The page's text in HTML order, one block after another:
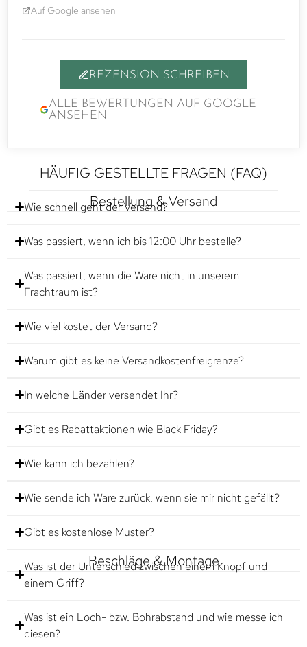
Auf Google ansehen
REZENSION SCHREIBEN
ALLE BEWERTUNGEN AUF GOOGLE
ANSEHEN
HÄUFIG GESTELLTE FRAGEN (FAQ)
Bestellung & Versand
Wie schnell geht der Versand?
Was passiert, wenn ich bis 12:00 Uhr bestelle?
Was passiert, wenn die Ware nicht in unserem
Frachtraum ist?
Wie viel kostet der Versand?
Warum gibt es keine Versandkostenfreigrenze?
In welche Länder versendet Ihr?
Gibt es Rabattaktionen wie Black Friday?
Wie kann ich bezahlen?
Wie sende ich Ware zurück, wenn sie mir nicht gefällt?
Gibt es kostenlose Muster?
Beschläge & Montage
Was ist der Unterschied zwischen einem Knopf und
einem Griff?
Was ist ein Loch- bzw. Bohrabstand und wie messe ich
diesen?